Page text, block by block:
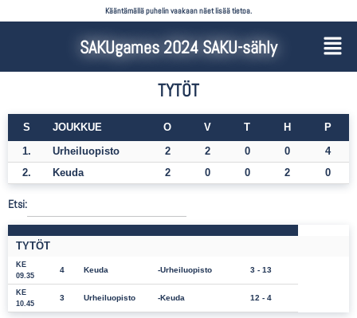
Kääntämällä puhelin vaakaan näet lisää tietoa.
SAKUgames 2024 SAKU-sähly
TYTÖT
S JOUKKUE O V T H
P
1.
Urheiluopisto 2 2 0 0
4
2.
Keuda 2 0 0 2 0
Etsi:
TYTÖT
KE
09.35
4 Keuda Urheiluopisto 3 - 13
KE
10.45
3 Urheiluopisto Keuda 12 - 4